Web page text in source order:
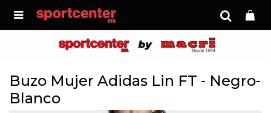

Buzo Mujer Adidas Lin FT - Negro-
Blanco